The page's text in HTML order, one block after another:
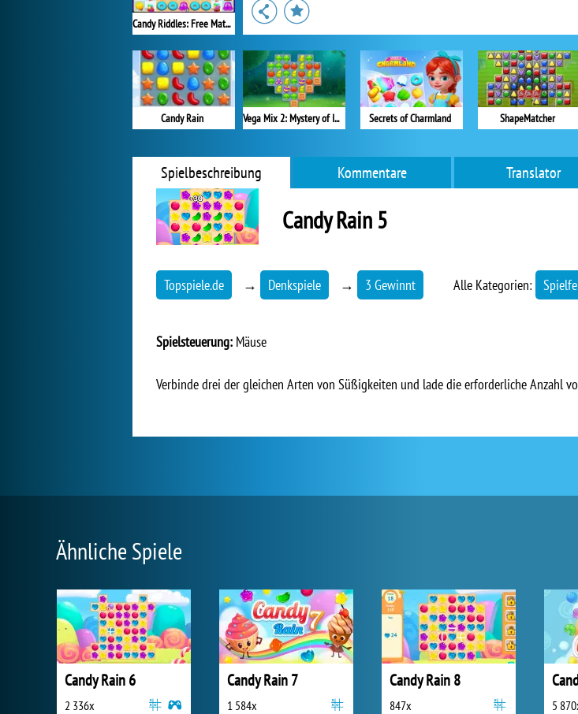
Candy Riddles: Free Match 3 Puzzle
Candy Rain Vega Mix 2: Mystery of Island Secrets of Charmland ShapeMatcher
Spielbeschreibung Kommentare Translator
Candy Rain 5
Topspiele.de → Denkspiele → 3 Gewinnt Alle Kategorien:
Spielsteuerung: Mäuse
Verbinde drei der gleichen Arten von Süßigkeiten und lade die erforderliche Anzahl
Ähnliche Spiele
Candy Rain 6
2 336x
Candy Rain 7
1 584x
Candy Rain 8
847x 5